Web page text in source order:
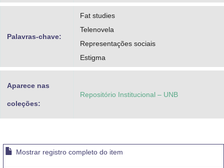
Palavras-chave:
Fat studies
Telenovela
Representações sociais
Estigma
Aparece nas
coleções:
Repositório Institucional – UNB
Mostrar registro completo do item